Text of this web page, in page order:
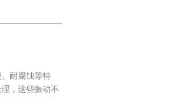
耐腐蚀等特
，这些振动不